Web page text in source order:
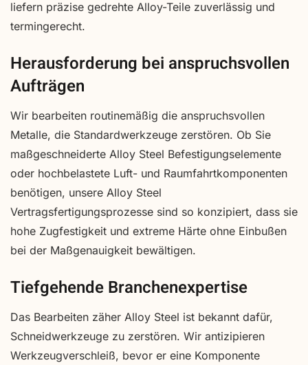
liefern präzise gedrehte Alloy-Teile zuverlässig und
termingerecht.
Herausforderung bei anspruchsvollen
Aufträgen
Wir bearbeiten routinemäßig die anspruchsvollen
Metalle, die Standardwerkzeuge zerstören. Ob Sie
maßgeschneiderte Alloy Steel Befestigungselemente
oder hochbelastete Luft- und Raumfahrtkomponenten
benötigen, unsere Alloy Steel
Vertragsfertigungsprozesse sind so konzipiert, dass sie
hohe Zugfestigkeit und extreme Härte ohne Einbußen
bei der Maßgenauigkeit bewältigen.
Tiefgehende Branchenexpertise
Das Bearbeiten zäher Alloy Steel ist bekannt dafür,
Schneidwerkzeuge zu zerstören. Wir antizipieren
Werkzeugverschleiß, bevor er eine Komponente